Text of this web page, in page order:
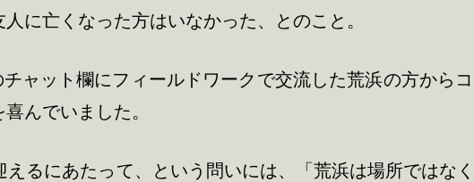
に亡くなった方はいなかった、とのこと。
チャット欄にフィールドワークで交流した荒浜の方から
んでいました。
えるにあたって、という問いには、「荒浜は場所ではな